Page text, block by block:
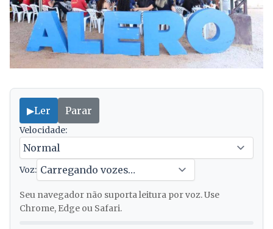
▶Ler Parar
Velocidade:
Voz:
Seu navegador não suporta leitura por voz. Use
Chrome, Edge ou Safari.